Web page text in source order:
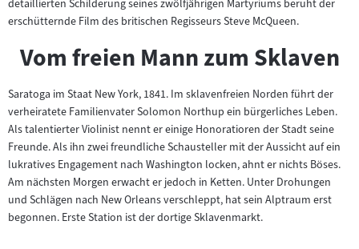
detaillierten Schilderung seines zwölfjährigen Martyriums beruht der
erschütternde Film des britischen Regisseurs Steve McQueen.
Vom freien Mann zum Sklaven
Saratoga im Staat New York, 1841. Im sklavenfreien Norden führt der
verheiratete Familienvater Solomon Northup ein bürgerliches Leben.
Als talentierter Violinist nennt er einige Honoratioren der Stadt seine
Freunde. Als ihn zwei freundliche Schausteller mit der Aussicht auf ein
lukratives Engagement nach Washington locken, ahnt er nichts Böses.
Am nächsten Morgen erwacht er jedoch in Ketten. Unter Drohungen
und Schlägen nach New Orleans verschleppt, hat sein Alptraum erst
begonnen. Erste Station ist der dortige Sklavenmarkt.